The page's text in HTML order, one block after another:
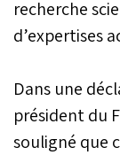
recherche
d’expertises
Dans une
président du
souligné que